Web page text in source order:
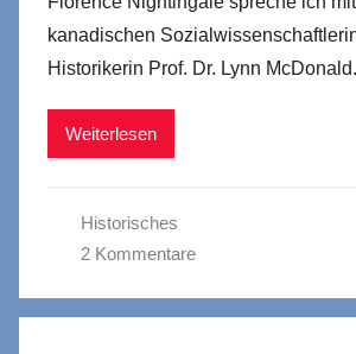
kanadischen
Historikerin Prof. Dr. Lynn McDonald.
Weiterlesen
Historisches
2 Kommentare